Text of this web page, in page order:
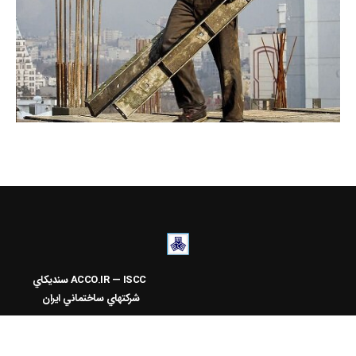
ACCO.IR — ISCC
سنديکاي
شرکتهاي ساختماني ايران